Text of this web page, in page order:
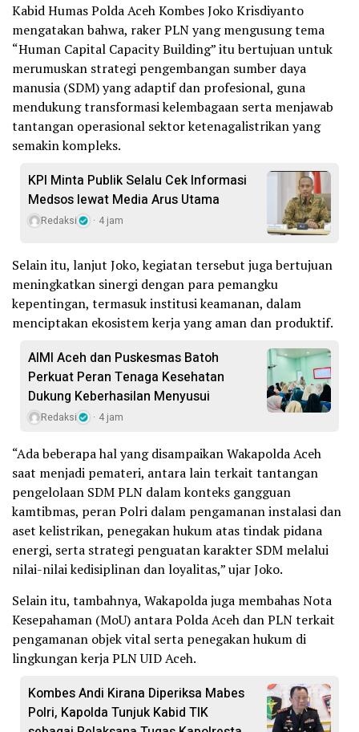
Kabid Humas Polda Aceh Kombes Joko Krisdiyanto
mengatakan bahwa, raker PLN yang mengusung tema
“Human Capital Capacity Building” itu bertujuan untuk
merumuskan strategi pengembangan sumber daya
manusia (SDM) yang adaptif dan profesional, guna
mendukung transformasi kelembagaan serta menjawab
tantangan operasional sektor ketenagalistrikan yang
semakin kompleks.
KPI Minta Publik Selalu Cek Informasi
Medsos lewat Media Arus Utama
Redaksi 4 jam
Selain itu, lanjut Joko, kegiatan tersebut juga bertujuan
meningkatkan sinergi dengan para pemangku
kepentingan, termasuk institusi keamanan, dalam
menciptakan ekosistem kerja yang aman dan produktif.
AIMI Aceh dan Puskesmas Batoh
Perkuat Peran Tenaga Kesehatan
Dukung Keberhasilan Menyusui
Redaksi 4 jam
“Ada beberapa hal yang disampaikan Wakapolda Aceh
saat menjadi pemateri, antara lain terkait tantangan
pengelolaan SDM PLN dalam konteks gangguan
kamtibmas, peran Polri dalam pengamanan instalasi dan
aset kelistrikan, penegakan hukum atas tindak pidana
energi, serta strategi penguatan karakter SDM melalui
nilai-nilai kedisiplinan dan loyalitas,” ujar Joko.
Selain itu, tambahnya, Wakapolda juga membahas Nota
Kesepahaman (MoU) antara Polda Aceh dan PLN terkait
pengamanan objek vital serta penegakan hukum di
lingkungan kerja PLN UID Aceh.
Kombes Andi Kirana Diperiksa Mabes
Polri, Kapolda Tunjuk Kabid TIK